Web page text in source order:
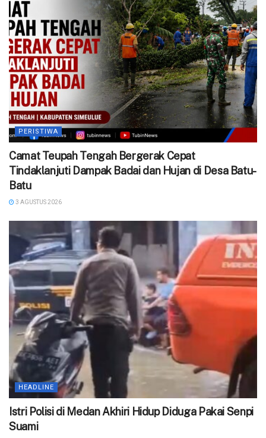
PERISTIWA
Camat Teupah Tengah Bergerak Cepat
Tindaklanjuti Dampak Badai dan Hujan di Desa Batu-
Batu
3 AGUSTUS 2026
HEADLINE
‎Istri Polisi di Medan Akhiri Hidup Diduga Pakai Senpi
Suami